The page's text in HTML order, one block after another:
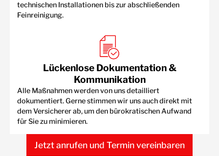
technischen Installationen bis zur abschließenden
Feinreinigung.
Lückenlose Dokumentation &
Kommunikation
Alle Maßnahmen werden von uns detailliert
dokumentiert. Gerne stimmen wir uns auch direkt mit
dem Versicherer ab, um den bürokratischen Aufwand
für Sie zu minimieren.
Jetzt anrufen und Termin vereinbaren